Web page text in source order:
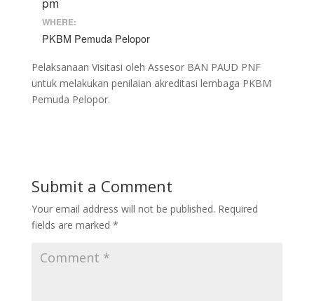
WHERE:
PKBM Pemuda Pelopor
Pelaksanaan Visitasi oleh Assesor BAN PAUD PNF
untuk melakukan penilaian akreditasi lembaga PKBM
Pemuda Pelopor.
Submit a Comment
Your email address will not be published. Required
fields are marked *